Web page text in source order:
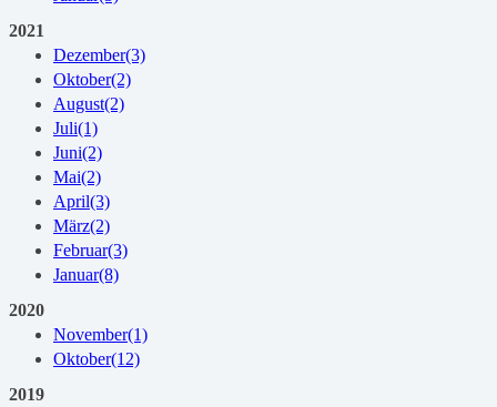
2021
Dezember(3)
Oktober(2)
August(2)
Juli(1)
Juni(2)
Mai(2)
April(3)
März(2)
Februar(3)
Januar(8)
2020
November(1)
Oktober(12)
2019